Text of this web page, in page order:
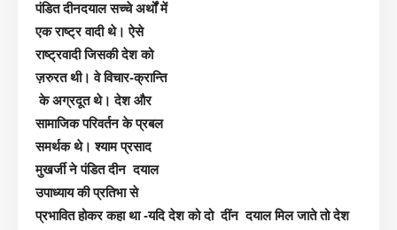
पंडित दीनदयाल सच्चे अर्थों में
एक राष्ट्र वादी थे। ऐसे
राष्ट्रवादी जिसकी देश को
ज़रुरत थी। वे विचार-क्रान्ति
के अग्रदूत थे। देश और
सामाजिक परिवर्तन के प्रबल
समर्थक थे। श्याम प्रसाद
मुखर्जी नेपंडित दीन दयाल
उपाध्याय की प्रतिभा से
प्रभावित होकर कहा था -यदि देश को दो दींन दयाल मिल जाते तो देश